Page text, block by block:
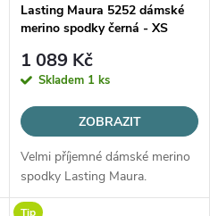
Lasting Maura 5252 dámské
merino spodky černá - XS
1 089 Kč
Skladem 1 ks
ZOBRAZIT
Velmi příjemné dámské merino
spodky Lasting Maura.
Tip